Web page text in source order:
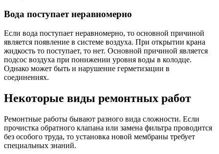
Вода поступает неравномерно
Если вода поступает неравномерно, то основной причиной
является появление в системе воздуха. При открытии крана
жидкость то поступает, то нет. Основной причиной является
подсос воздуха при понижении уровня воды в колодце.
Однако может быть и нарушение герметизации в
соединениях.
Некоторые виды ремонтных работ
Ремонтные работы бывают разного вида сложности. Если
прочистка обратного клапана или замена фильтра проводится
без особого труда, то установка новой мембраны требует
специальных знаний.